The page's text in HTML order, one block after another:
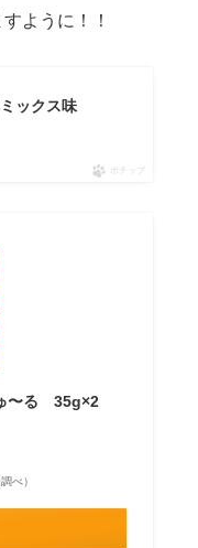
ように！！
ミックス味
ポチップ
〜る 35g×2
べ）